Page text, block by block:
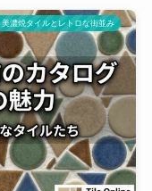
美濃焼タイルとレトロな街並み